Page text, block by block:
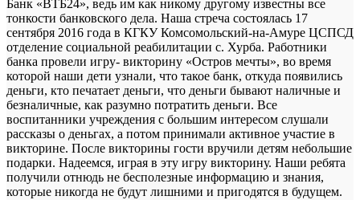
Банк «ВТБ24», ведь им как никому другому известны все
тонкости банковского дела. Наша стреча состоялась 17
сентября 2016 года в КГКУ Комсомольский-на-Амуре ЦСПСД
отделение социальной реабилитации с. Хурба. Работники
банка провели игру- викторину «Остров мечты», во время
которой наши дети узнали, что такое банк, откуда появились
деньги, кто печатает деньги, что деньги бывают наличные и
безналичные, как разумно потратить деньги. Все
воспитанники учреждения с большим интересом слушали
рассказы о деньгах, а потом принимали активное участие в
викторине. После викторины гости вручили детям небольшие
подарки. Надеемся, играя в эту игру викторину. Наши ребята
получили отнюдь не бесполезные информацию и знания,
которые никогда не будут лишними и пригодятся в будущем.